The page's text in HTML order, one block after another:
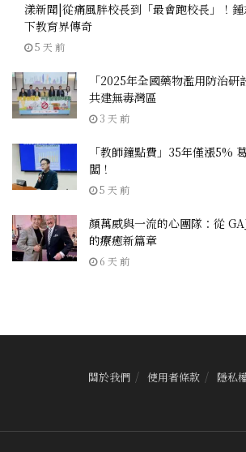
漾新聞|從痛風胖校長到「最會跑校長」！
下教育界傳奇
5 天 前
「2025年全國藥物濫用防治
共建無毒灣區
3 天 前
「教師鐘點費」35年僅漲5%
闆！
5 天 前
顏萬威與一流的心團隊：從
的療癒新篇章
6 天 前
關於我們 使用者條款 隱私